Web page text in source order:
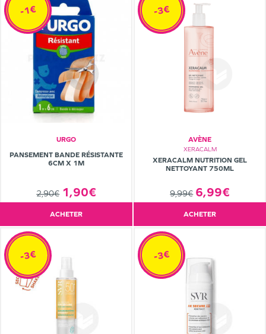
URGO
PANSEMENT BANDE RÉSISTANTE
6CM X 1M
2,90€ 1,90€
-1€
ACHETER
AVÈNE
XERACALM
XERACALM NUTRITION GEL
NETTOYANT 750ML
9,99€ 6,99€
-3€
ACHETER
-3€ -3€